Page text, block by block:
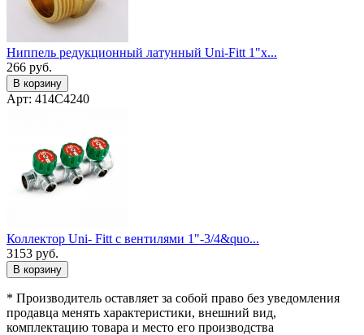
Ниппель редукционный латунный Uni-Fitt 1"x...
266 руб.
В корзину
Арт: 414C4240
Коллектор Uni- Fitt с вентилями 1"-3/4&quo...
3153 руб.
В корзину
* Производитель оставляет за собой право без уведомления
продавца менять характеристики, внешний вид,
комплектацию товара и место его производства